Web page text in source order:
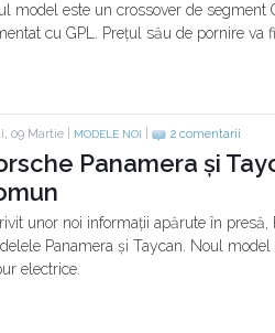
model este un crossover de
cu GPL. Prețul său de pornire va
09 Martie | MODELE NOI 2 comentarii
Panamera și
unor noi informații apărute în
Panamera și Taycan. Noul
electrice.